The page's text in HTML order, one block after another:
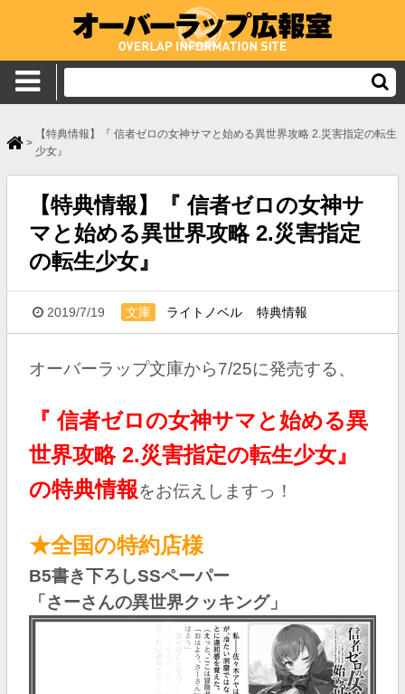
>
【特典情報】『 信者ゼロの女神サマと始める異世界攻略 2.災害指定の転生
少女』
【特典情報】『 信者ゼロの女神サ
マと始める異世界攻略 2.災害指定
の転生少女』
2019/7/19 文庫 ライトノベル 特典情報
オーバーラップ文庫から7/25に発売する、
『 信者ゼロの女神サマと始める異
世界攻略 2.災害指定の転生少女』
の特典情報をお伝えしますっ！
★全国の特約店様
B5書き下ろしSSペーパー
「さーさんの異世界クッキング」